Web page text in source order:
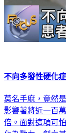
不向多發性硬化
莫名手麻，竟然
影響著將近一百
倍。面對這項可